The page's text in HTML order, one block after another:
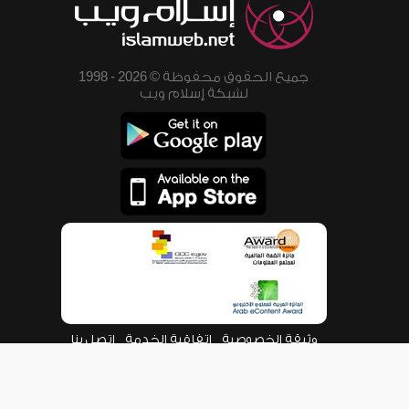
جميع الحقوق محفوظة © 2026 - 1998
لشبكة إسلام ويب
وثيقة الخصوصية اتفاقية الخدمة اتصل بنا